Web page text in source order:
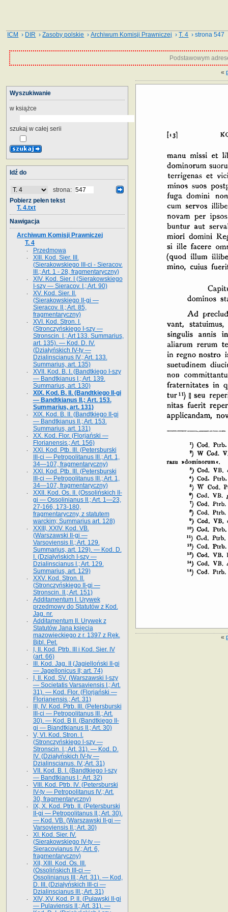
ICM › DIR ›Zasoby polskie ›Archiwum Komisji Prawniczej ›T. 4 › strona 547
Podstawowym
«
«
Wyszukiwanie
w książce
szukaj w całej serii
Idź do
strona:
Pobierz pełen tekst
T. 4.txt
Nawigacja
Archiwum Komisji Prawniczej
T. 4
Przedmowa
XIII. Kod. Sier. III.
(Sierakowskiego III-ci - Sieracov.
III.; Art. 1 - 28, fragmentaryczny)
XIV. Kod. Sier. I (Sierakowskiego
I-szy — Sieracov. I.; Art. 90)
XV. Kod. Sier. II.
(Sierakowskiego II-gi —
Sieracov. II.; Art. 85,
fragmentaryczny)
XVI. Kod. Stron. I.
(Stronczyńskiego I-szy —
Stronscin. I.; Art 133. Summarius,
art. 135). — Kod. D. IV.
(Działyńskich IV-ty —
Dzialinscianus IV.; Art. 133.
Summarius, art. 135)
XVII. Kod. B. I. (Bandtkiego I-szy
— Bandtkianus I.; Art. 139.
Summarius, art. 130)
XIX. Kod. B. II. (Bandtkiego II-gi
— Bandtkianus II.; Art. 153.
Summarius, art. 131)
XIX. Kod. B. II. (Bandtkiego II-gi
— Bandtkianus II.; Art. 153.
Summarius, art. 131)
XX. Kod. Flor. (Florjański —
Florianensis.; Art. 156)
XXI. Kod. Ptb. III. (Petersburski
III-ci — Petropolitanus III.; Art. 1,
34—107, fragmentaryczny)
XXI. Kod. Ptb. III. (Petersburski
III-ci — Petropolitanus III.; Art. 1,
34—107, fragmentaryczny)
XXII. Kod. Os. II. (Ossolińskich II-
gi — Ossolinianus II.; Art. 1—23,
27-166, 173-180,
fragmentaryczny, z statutem
warckim; Summarius art. 128)
XXIII, XXIV. Kod. VB.
(Warszawski II-gi —
Varsoviensis II.; Art. 129.
Summarius, art. 129). — Kod. D.
I. (Działyńskich I-szy —
Dzialinscianus I.; Art. 129.
Summarius, art. 129)
XXV. Kod. Stron. II.
(Stronczyńskiego II-gi —
Stronscin. II.; Art. 151)
Additamentum I. Urywek
przedmowy do Statutów z Kod.
Jag. nr.
Additamentum II. Urywek z
Statutów Jana księcia
mazowieckiego z r. 1397 z Ręk.
Bibl. Pet.
I, II. Kod. Ptrb. III i Kod. Sier. IV
(art. 66)
III. Kod. Jag. II (Jagielloński II-gi
— Jagellonicus II; art. 74)
I, II. Kod. SV. (Warszawski I-szy
— Societatis Varsaviensis I.; Art.
31). — Kod. Flor. (Florjański —
Florianensis.; Art. 31)
III, IV. Kod. Ptrb. III. (Petersburski
III-ci — Petropolitanus III.; Art.
30). — Kod. B II. (Bandtkiego II-
gi — Biandtkianus II.; Art. 30)
V, VI. Kod. Stron. I.
(Stronczyńskiego l-szy —
Stronscin. I.; Art. 31). — Kod. D.
IV. (Działyńskich IV-ty —
Dzialinscianus. IV.;Art. 31)
VII. Kod. B. I. (Bandtkiego I-szy
— Bandtkianus I.; Art. 32)
VIII. Kod. Ptrb. IV. (Petersburski
IV-ty — Petropolitanus IV.; Art.
30, fragmentaryczny)
IX, X. Kod. Ptrb. II. (Petersburski
II-gi — Petropolitanus II.; Art. 30).
— Kod. VB. (Warszawski II-gi —
Varsoviensis II.; Art. 30)
XI. Kod. Sier. IV.
(Sierakowskiego IV-ty —
Sieracovianus IV.; Art. 6,
fragmentaryczny)
XII, XIII. Kod. Os. III.
(Ossolińskich III-ci —
Ossolinianus III.; Art. 31). — Kod,
D. III. (Działyńskich III-ci —
Dzialinscianus III.; Art. 31)
XIV, XV. Kod. P. II. (Puławski II-gi
— Pulaviensis II.; Art. 31). —